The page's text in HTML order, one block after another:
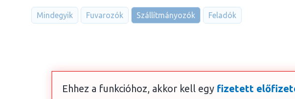
Mindegyik Fuvarozók Szállítmányozók Feladók
Ehhez a funkcióhoz, akkor kell egy fizetett